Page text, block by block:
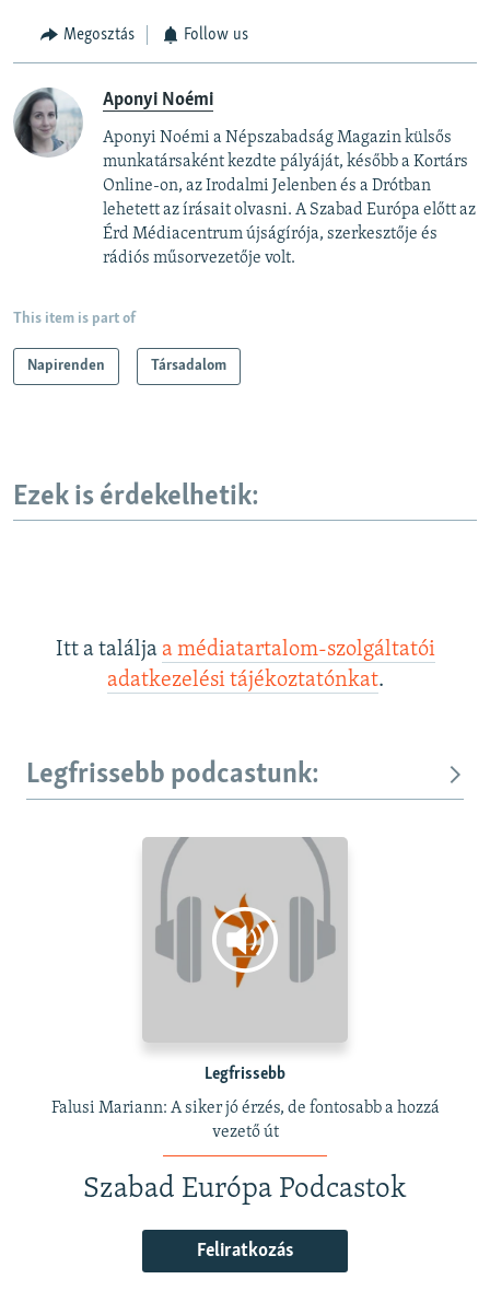
Megosztás Follow us
Aponyi Noémi
Aponyi Noémi a Népszabadság Magazin külsős
munkatársaként kezdte pályáját, később a Kortárs
Online-on, az Irodalmi Jelenben és a Drótban
lehetett az írásait olvasni. A Szabad Európa előtt az
Érd Médiacentrum újságírója, szerkesztője és
rádiós műsorvezetője volt.
This item is part of
Napirenden Társadalom
Ezek is érdekelhetik:
Itt a találja a médiatartalom-szolgáltatói
adatkezelési tájékoztatónkat.
Legfrissebb podcastunk:
Legfrissebb
Falusi Mariann: A siker jó érzés, de fontosabb a hozzá
vezető út
Szabad Európa Podcastok
Feliratkozás